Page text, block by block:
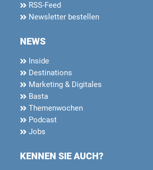
RSS-Feed
Newsletter bestellen
NEWS
Inside
Destinations
Marketing & Digitales
Basta
Themenwochen
Podcast
Jobs
KENNEN SIE AUCH?